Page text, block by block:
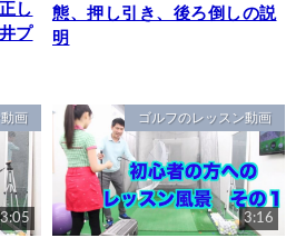
し
プ
態、押し引き、後ろ倒しの説
明
画
3:05
ゴルフのレッスン動画
3:16